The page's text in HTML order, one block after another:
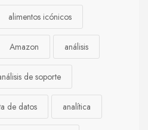
alimentos icónicos
Amazon análisis
de soporte
de datos analítica